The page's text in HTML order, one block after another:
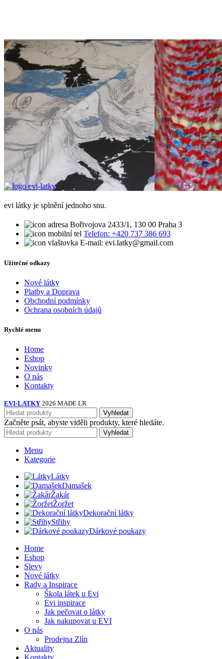
evi látky je splnění jednoho snu.
Bořivojova 2433/1, 130 00 Praha 3
Telefon: +420 737 386 693
E-mail: evi.latky@gmail.com
Užitečné odkazy
Nové látky
Platby a Doprava
Obchodní podmínky
Ochrana osobních údajů
Rychlé menu
Home
Eshop
Novinky
O nás
Kontakty
EVI-LATKY 2026 MADE LR
Vyhledat
Začněte psát, abyste viděli produkty, které hledáte.
Vyhledat
Menu
Kategorie
Látky
Damašek
Žakár
Žoržet
Dekorační látky
Střihy
Dárkové poukazy
Home
Eshop
Slevy
Nové látky
Rady a Inspirace
Škola látek u Evi
Evi inspirace
Jak pečovat o látky
Jak nakupovat u EVI
O nás
Prodejna Zlín
Aktuality